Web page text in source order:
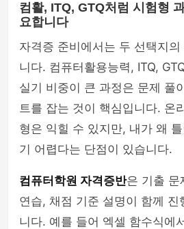
컴활, ITQ, GTQ처럼 시험형
요합니다
자격증 준비에서는 두 선택지
니다. 컴퓨터활용능력, ITQ,
실기 비중이 큰 과정은 문제 풀
트를 잡는 것이 핵심입니다. 온
형은 익힐 수 있지만, 내가 왜
기 어렵다는 단점이 있습니다.
컴퓨터학원 자격증반은 기출 문
연습, 채점 기준 설명이 함께 진
니다. 예를 들어 엑셀 함수식에